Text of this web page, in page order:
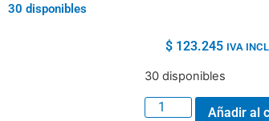
30 disponibles
$123.245 IVA
30 disponibles
Añadir al